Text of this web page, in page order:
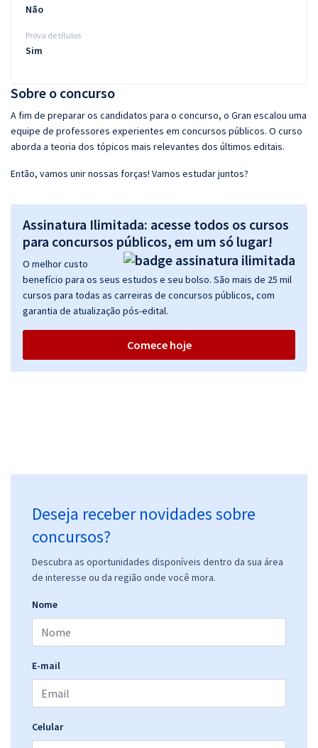
Sobre o concurso
A fim de preparar os candidatos para o concurso, o Gran escalou uma
equipe de professores experientes em concursos públicos. O curso
aborda a teoria dos tópicos mais relevantes dos últimos editais.
Então, vamos unir nossas forças! Vamos estudar juntos?
Assinatura Ilimitada: acesse todos os cursos
para concursos públicos, em um só lugar!
O melhor custo
benefício para os seus estudos e seu bolso. São mais de 25 mil
cursos para todas as carreiras de concursos públicos, com
garantia de atualização pós-edital.
Comece hoje
Deseja receber novidades sobre
concursos?
Descubra as oportunidades disponíveis dentro da sua área
de interesse ou da região onde você mora.
Nome
E-mail
Celular
Não
Prova de títulos
Sim